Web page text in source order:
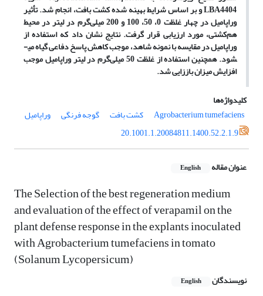
LBA4404و بر اساس شرایط بهینه شده کشت بافت، انجام شد. تأثیر
وراپامیل در چهار غلظت 0، 50، 100 و 200 میلی گرم در لیتر در محیط
همکشتی، مورد ارزیابی قرار گرفت. نتایج نشان داد که استفاده از
وراپامیل در مقایسه با نمونه شاهد، موجب کاهش پاسخ دفاعی گیاهمی
­
شود. همچنین استفاده از غلظت 50 میلی گرم در لیتر وراپامیل موجب
افزایش میزان باززایی شد.
کلیدواژه‌ها
Agrobacterium tumefaciens
کشت بافت گوجه فرنگی
وراپامیل
20.1001.1.20084811.1400.52.2.1.9
عنوان مقاله English
The Selection of the best regeneration medium
and evaluation of the effect of verapamil on the
plant defense response in the explants inoculated
with Agrobacterium tumefaciens in tomato
(Solanum Lycopersicum)
نویسندگان English